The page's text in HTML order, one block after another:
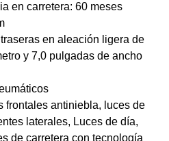
en carretera: 60 meses
en aleación ligera de
y 7,0 pulgadas de ancho
frontales antiniebla, luces de
laterales, Luces de día,
de carretera con tecnología